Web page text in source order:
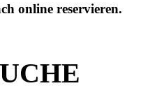
online reservieren.